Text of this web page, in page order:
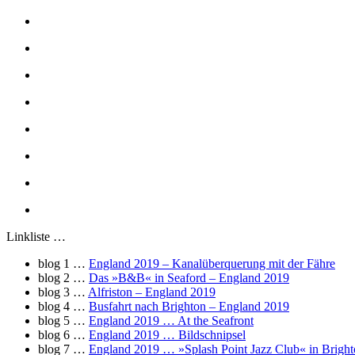
Linkliste …
blog 1 … England 2019 – Kanalüberquerung mit der Fähre
blog 2 … Das »B&B« in Seaford – England 2019
blog 3 … Alfriston – England 2019
blog 4 … Busfahrt nach Brighton – England 2019
blog 5 … England 2019 … At the Seafront
blog 6 … England 2019 … Bildschnipsel
blog 7 … England 2019 … »Splash Point Jazz Club« in